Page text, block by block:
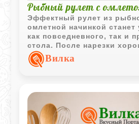
Рыбный рулет с
Эффектный рулет из
омлетной начинкой
как повседневного, так и
стола. После нарезки
красивый контрастный
рыбы и омлета делает
Вилка